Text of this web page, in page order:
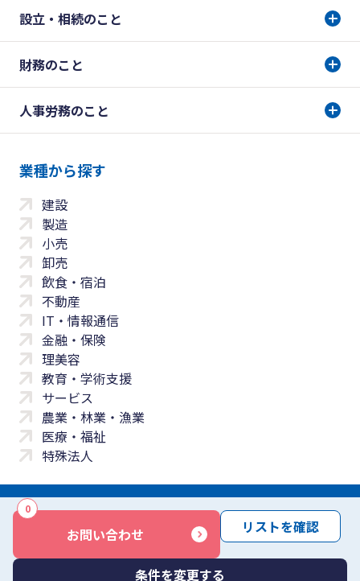
お問い合わせ
0
リストを確認
条件を変更する
設立・相続のこと
財務のこと
人事労務のこと
業種から探す
建設
製造
小売
卸売
飲食・宿泊
不動産
IT・情報通信
金融・保険
理美容
教育・学術支援
サービス
農業・林業・漁業
医療・福祉
特殊法人
サイトマップ 免責事項 サービス利用規約
商標について反社会勢力に対する基本方針 お問い合わせ
Copyright © Yayoi Co., Ltd. All rights reserved.